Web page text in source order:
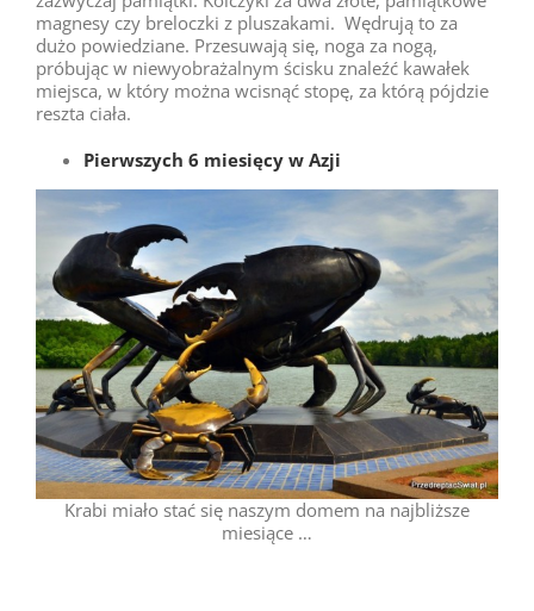
magnesy czy breloczki z pluszakami. Wędrują to za
dużo powiedziane. Przesuwają się, noga za nogą,
próbując w niewyobrażalnym ścisku znaleźć kawałek
miejsca, w który można wcisnąć stopę, za którą pójdzie
reszta ciała.
Pierwszych 6 miesięcy w Azji
Krabi miało stać się naszym domem na najbliższe
miesiące …